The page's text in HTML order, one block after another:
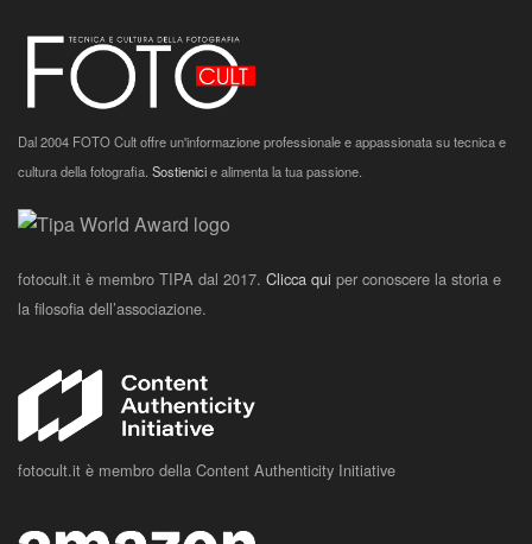
Dal 2004 FOTO Cult offre un'informazione professionale e appassionata su tecnica e
cultura della fotografia. Sostienicie alimenta la tua passione.
fotocult.it è membro TIPA dal 2017. Clicca qui per conoscere la storia e
la filosofia dell’associazione.
fotocult.it è membro della Content Authenticity Initiative